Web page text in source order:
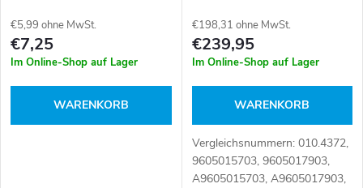
€5,99 ohne MwSt.
€7,25
Im Online-Shop auf Lager
WARENKORB
€198,31 ohne MwSt.
€239,95
Im Online-Shop auf Lager
WARENKORB
Vergleichsnummern: 010.4372,
9605015703, 9605017903,
A9605015703, A9605017903,